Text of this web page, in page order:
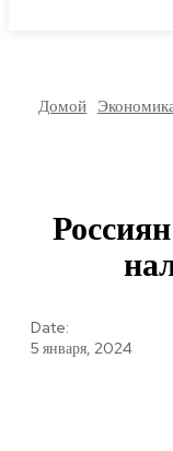
Домой
Date:
5 января, 2024